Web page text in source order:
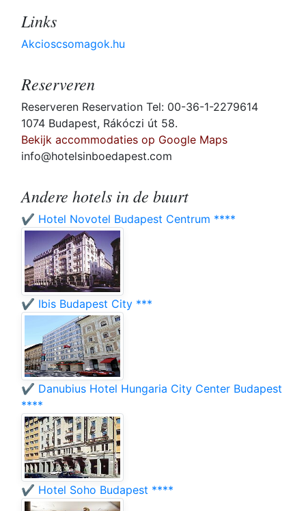
Links
Akcioscsomagok.hu
Reserveren
Reserveren Reservation Tel: 00-36-1-2279614
1074 Budapest, Rákóczi út 58.
Bekijk accommodaties op Google Maps
info@hotelsinboedapest.com
Andere hotels in de buurt
✔️ Hotel Novotel Budapest Centrum ****
✔️ Ibis Budapest City ***
✔️ Danubius Hotel Hungaria City Center Budapest
****
✔️ Hotel Soho Budapest ****